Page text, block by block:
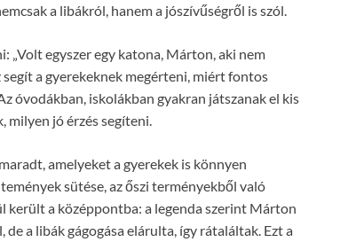
a libákról, hanem a jószívűségről is szól.
„Volt egyszer egy katona, Márton, aki nem
a gyerekeknek megérteni, miért fontos
óvodákban, iskolákban gyakran játszanak el kis
milyen jó érzés segíteni.
amelyeket a gyerekek is könnyen
sütése, az őszi terményekből való
került a középpontba: a legenda szerint Márton
a libák gágogása elárulta, így rátaláltak. Ezt a